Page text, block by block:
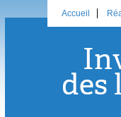
Accueil